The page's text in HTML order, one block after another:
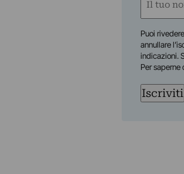
Puoi
annullare
indicazioni.
Per saperne
Iscriviti